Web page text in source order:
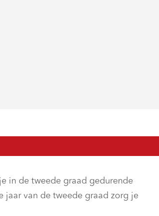
in de tweede graad gedurende
jaar van de tweede graad zorg je